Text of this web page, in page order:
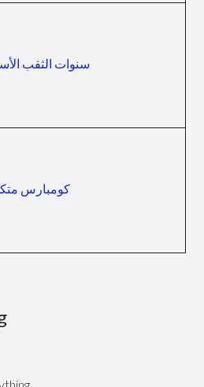
سنوات الثقب
كومبارس